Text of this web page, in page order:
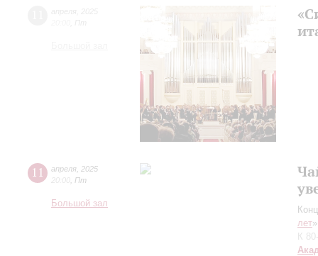
11 апреля 2025
20:00 Пт
Большой зал
лет»
К